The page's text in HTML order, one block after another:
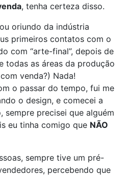
, tenha certeza disso.
oriundo da indústria
primeiros contatos com o
com “arte-final”, depois de
todas as áreas da produção
venda?) Nada!
o passar do tempo, fui me
o design, e comecei a
sempre precisei que alguém
eu tinha comigo que NÃO
sempre tive um pré-
percebendo que